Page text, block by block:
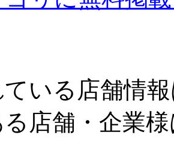
いる店舗情
店舗・企業